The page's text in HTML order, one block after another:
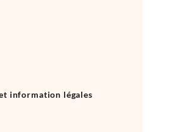
information légales